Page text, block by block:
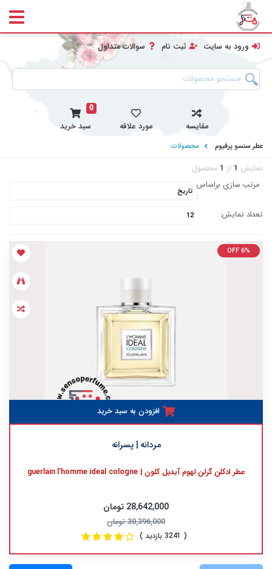
ورود به سایت ثبت نام سوالات متداول
مقایسه مورد علاقه
0
سبد خرید
عطر سنسو پرفیوم محصولات
نمایش 1 از 1 محصول
مرتب سازی براساس
:
تعداد نمایش:
OFF 6%
افزودن به سبد خرید
مردانه | پسرانه
عطر ادکلن گرلن لهوم آیدیل کلون | guerlain l’homme ideal cologne
28,642,000 تومان
30,396,000 تومان
( 3241 بازدید )